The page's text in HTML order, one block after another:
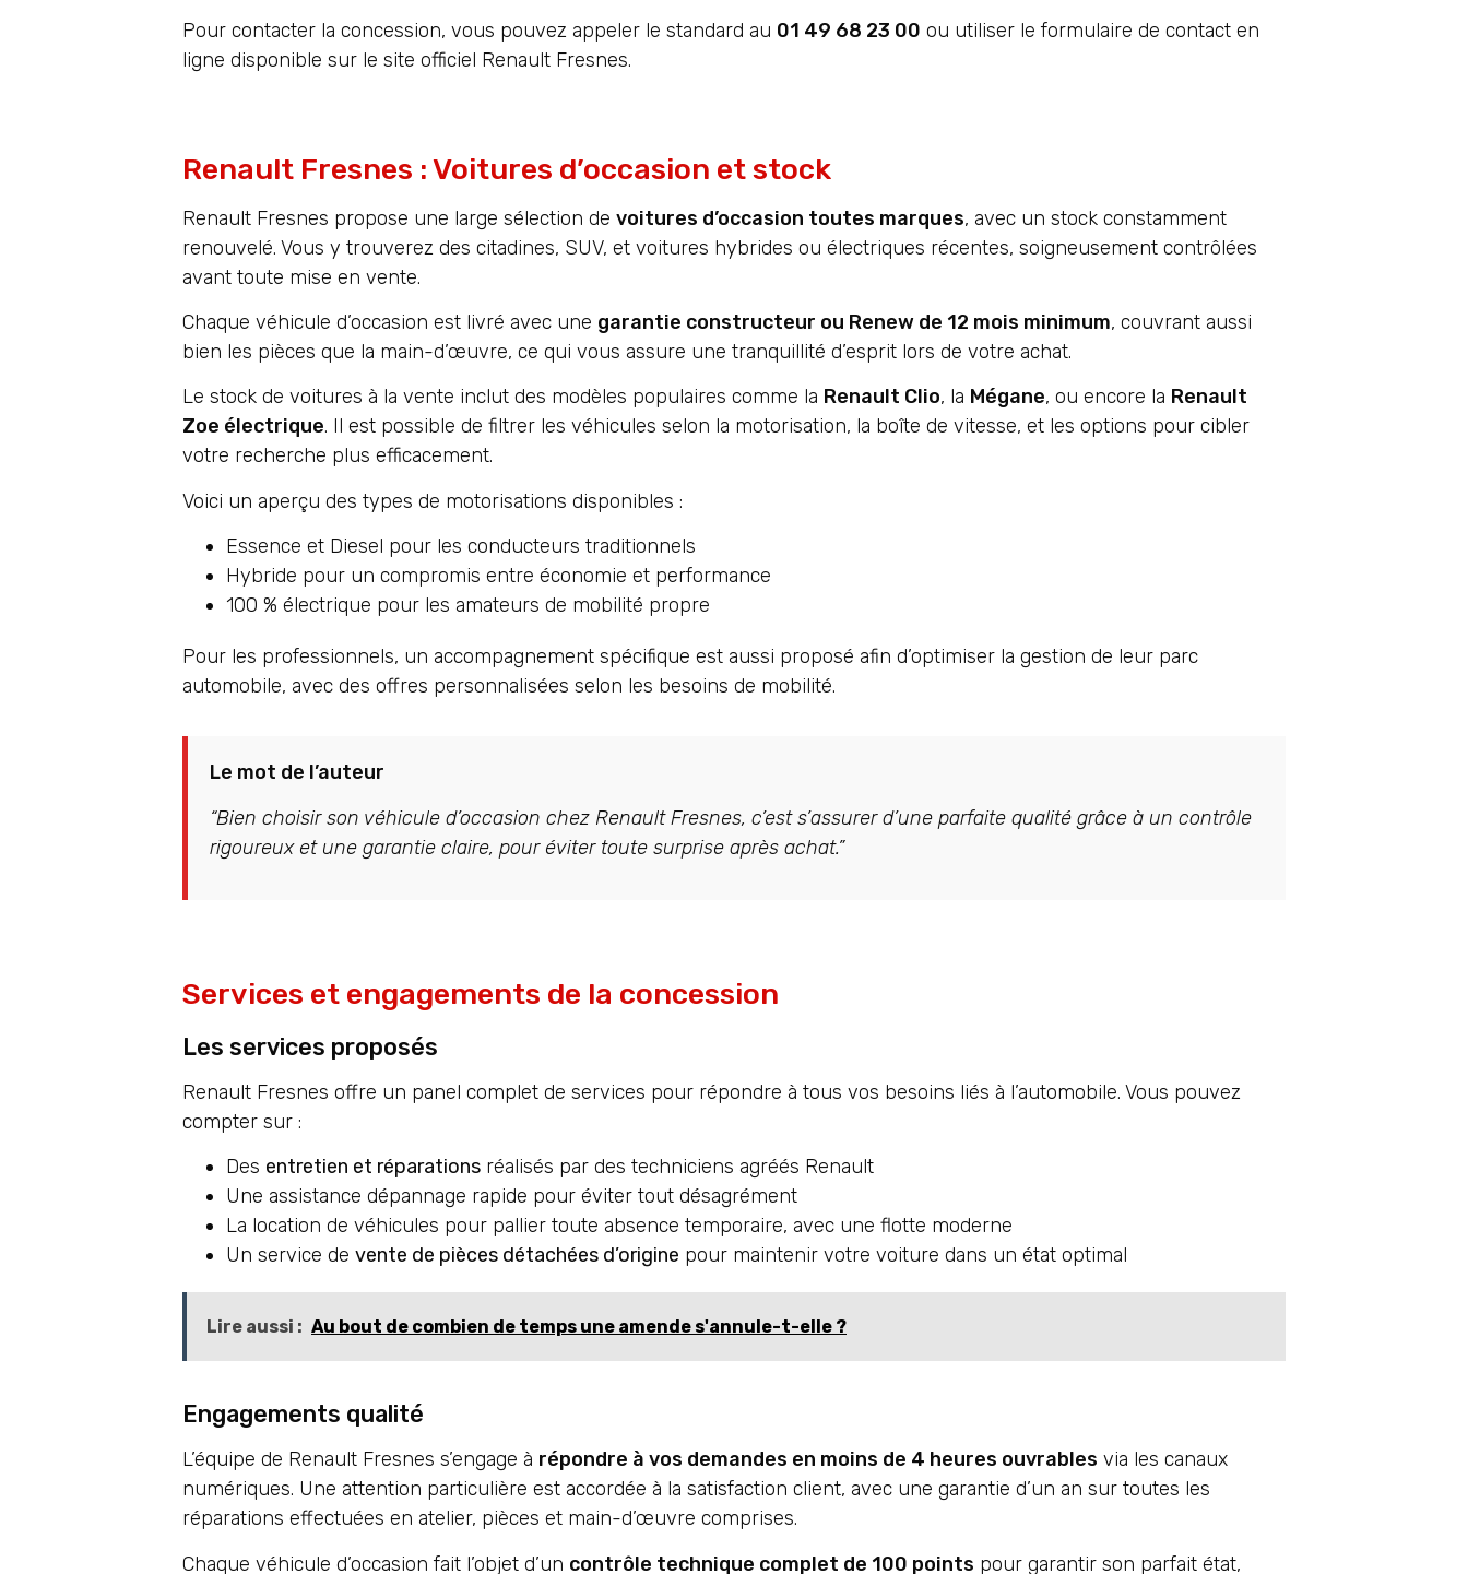
Pour contacter la concession, vous pouvez appeler le standard au 01 49 68 23 00 ou utiliser le formulaire de contact en
ligne disponible sur le site officiel Renault Fresnes.
Renault Fresnes : Voitures d’occasion et stock
Renault Fresnes propose une large sélection de voitures d’occasion toutes marques, avec un stock constamment
renouvelé. Vous y trouverez des citadines, SUV, et voitures hybrides ou électriques récentes, soigneusement contrôlées
avant toute mise en vente.
Chaque véhicule d’occasion est livré avec une garantie constructeur ou Renew de 12 mois minimum, couvrant aussi
bien les pièces que la main-d’œuvre, ce qui vous assure une tranquillité d’esprit lors de votre achat.
Le stock de voitures à la vente inclut des modèles populaires comme la Renault Clio, la Mégane, ou encore la Renault
Zoe électrique. Il est possible de filtrer les véhicules selon la motorisation, la boîte de vitesse, et les options pour cibler
votre recherche plus efficacement.
Voici un aperçu des types de motorisations disponibles :
Essence et Diesel pour les conducteurs traditionnels
Hybride pour un compromis entre économie et performance
100 % électrique pour les amateurs de mobilité propre
Pour les professionnels, un accompagnement spécifique est aussi proposé afin d’optimiser la gestion de leur parc
automobile, avec des offres personnalisées selon les besoins de mobilité.
Le mot de l’auteur
“Bien choisir son véhicule d’occasion chez Renault Fresnes, c’est s’assurer d’une parfaite qualité grâce à un contrôle
rigoureux et une garantie claire, pour éviter toute surprise après achat.”
Services et engagements de la concession
Les services proposés
Renault Fresnes offre un panel complet de services pour répondre à tous vos besoins liés à l’automobile. Vous pouvez
compter sur :
Des entretien et réparations réalisés par des techniciens agréés Renault
Une assistance dépannage rapide pour éviter tout désagrément
La location de véhicules pour pallier toute absence temporaire, avec une flotte moderne
Un service de vente de pièces détachées d’origine pour maintenir votre voiture dans un état optimal
Lire aussi : Au bout de combien de temps une amende s'annule-t-elle ?
Engagements qualité
L’équipe de Renault Fresnes s’engage à répondre à vos demandes en moins de 4 heures ouvrables via les canaux
numériques. Une attention particulière est accordée à la satisfaction client, avec une garantie d’un an sur toutes les
réparations effectuées en atelier, pièces et main-d’œuvre comprises.
Chaque véhicule d’occasion fait l’objet d’un contrôle technique complet de 100 points pour garantir son parfait état,